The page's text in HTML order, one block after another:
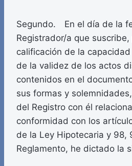
Segundo. En el día de la
Registrador/a que
calificación de la
de la validez de los actos
contenidos en el
sus formas y
del Registro con él
conformidad con los
de la Ley Hipotecaria y 98,
Reglamento, he dictado la